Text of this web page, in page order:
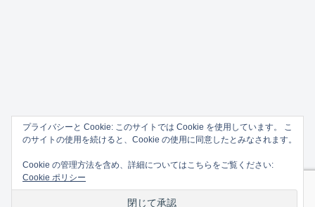
プライバシーと Cookie: このサイトでは Cookie を使用しています。 こ
のサイトの使用を続けると、Cookie の使用に同意したとみなされます。
Cookie の管理方法を含め、詳細についてはこちらをご覧ください:
Cookie ポリシー